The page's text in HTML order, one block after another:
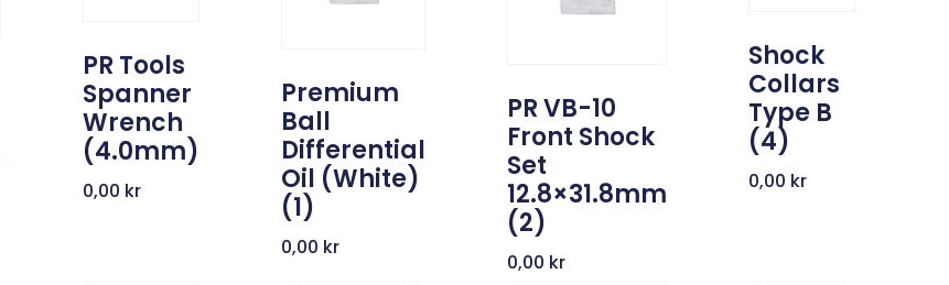
PR Tools
Spanner
Wrench
(4.0mm)
0,00 kr
Premium
Ball
Differential
Oil (White)
(1)
0,00 kr
PR VB-10
Front Shock
Set
12.8×31.8mm
(2)
0,00 kr
Shock
Collars
Type B
(4)
0,00 kr